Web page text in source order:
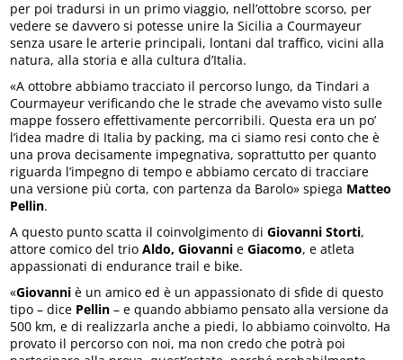
per poi tradursi in un primo viaggio, nell’ottobre scorso, per
vedere se davvero si potesse unire la Sicilia a Courmayeur
senza usare le arterie principali, lontani dal traffico, vicini alla
natura, alla storia e alla cultura d’Italia.
«A ottobre abbiamo tracciato il percorso lungo, da Tindari a
Courmayeur verificando che le strade che avevamo visto sulle
mappe fossero effettivamente percorribili. Questa era un po’
l’idea madre di Italia by packing, ma ci siamo resi conto che è
una prova decisamente impegnativa, soprattutto per quanto
riguarda l’impegno di tempo e abbiamo cercato di tracciare
una versione più corta, con partenza da Barolo» spiega Matteo
Pellin.
A questo punto scatta il coinvolgimento diGiovanni Storti,
attore comico del trio Aldo, Giovanni eGiacomo, e atleta
appassionati di endurance trail e bike.
«Giovanni è un amico ed è un appassionato di sfide di questo
tipo – dice Pellin – e quando abbiamo pensato alla versione da
500 km, e di realizzarla anche a piedi, lo abbiamo coinvolto. Ha
provato il percorso con noi, ma non credo che potrà poi